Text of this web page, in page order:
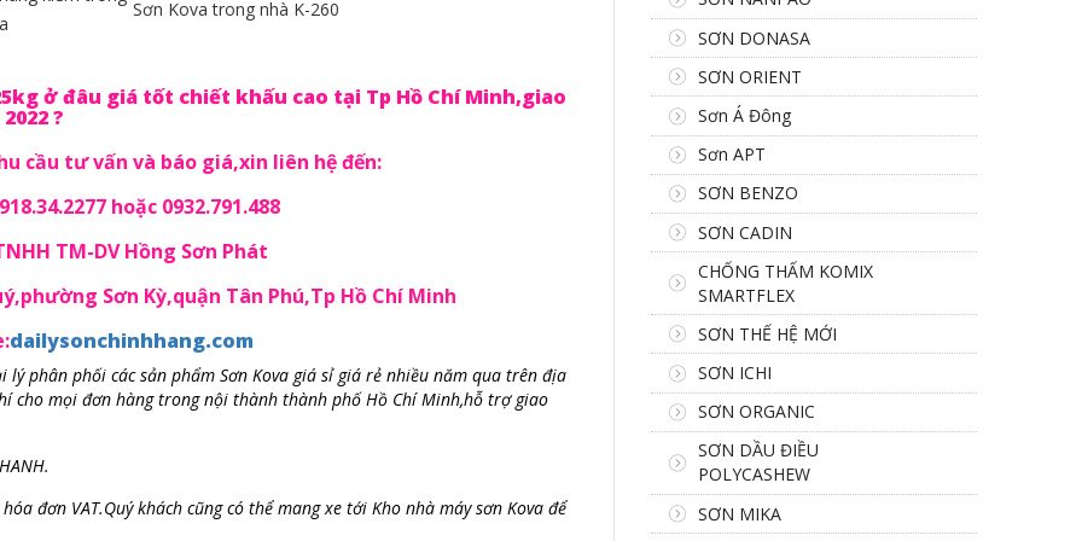
Sơn Kova trong nhà K-260
ở đâu giá tốt chiết khấu cao tại Tp Hồ Chí Minh,giao
?
cầu tư vấn và báo giá,xin liên hệ đến:
hoặc 0932.791.488
TM-DV Hồng Sơn Phát
Sơn Kỳ,quận Tân Phú,Tp Hồ Chí Minh
dailysonchinhhang.com
lý phân phối các sản phẩm Sơn Kova giá sỉ giá rẻ nhiều năm qua trên địa
cho mọi đơn hàng trong nội thành thành phố Hồ Chí Minh,hỗ trợ giao
đơn VAT.Quý khách cũng có thể mang xe tới Kho nhà máy sơn Kova để
SƠN DONASA
SƠN ORIENT
Sơn Á Đông
Sơn APT
SƠN BENZO
SƠN CADIN
CHỐNG THẤM KOMIX
SMARTFLEX
SƠN THẾ HỆ MỚI
SƠN ICHI
SƠN ORGANIC
SƠN DẦU ĐIỀU
POLYCASHEW
SƠN MIKA